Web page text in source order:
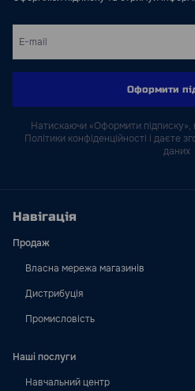
Оформити
Натискаючи «Оформити
Політики конфіденційності і даєте
даних
Навігація
Продаж
Власна мережа магазинів
Дистрибуція
Промисловість
Наші послуги
Навчальний центр